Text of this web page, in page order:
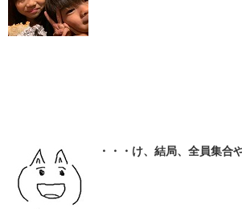
・・・け、結局、全員集合